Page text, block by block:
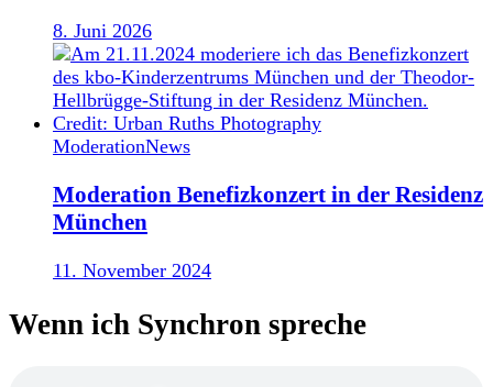
8. Juni 2026
ModerationNews
Moderation Benefizkonzert in der Residenz
München
11. November 2024
Wenn ich Synchron spreche